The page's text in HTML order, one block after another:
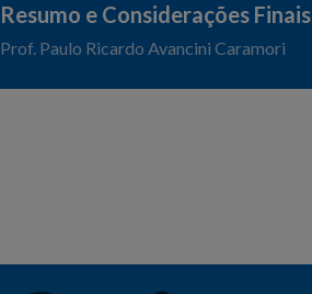
Resumo e Considerações Finais
Prof. Paulo Ricardo Avancini Caramori